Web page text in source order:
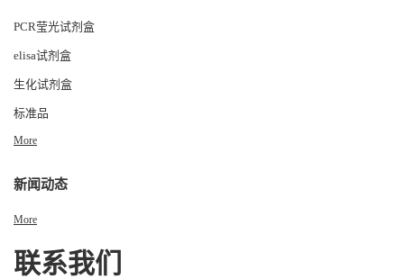
PCR莹光试剂盒
elisa试剂盒
生化试剂盒
标准品
More
新闻动态
More
联系我们